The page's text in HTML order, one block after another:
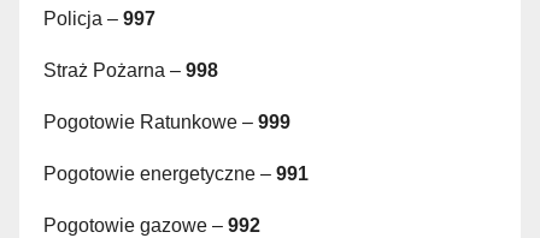
Policja – 997
Straż Pożarna – 998
Pogotowie Ratunkowe – 999
Pogotowie energetyczne – 991
Pogotowie gazowe – 992